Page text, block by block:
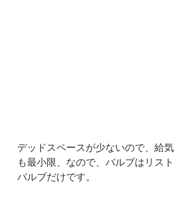
デッドスペースが少ないので、給気
も最小限、なので、バルブはリスト
バルブだけです。